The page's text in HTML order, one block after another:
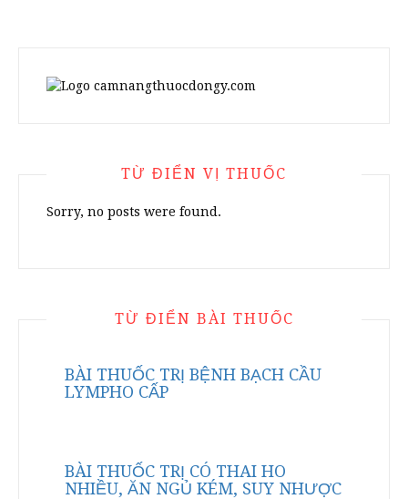
TỪ ĐIỂN VỊ THUỐC
Sorry, no posts were found.
TỪ ĐIỂN BÀI THUỐC
BÀI THUỐC TRỊ BỆNH BẠCH CẦU
LYMPHO CẤP
BÀI THUỐC TRỊ CÓ THAI HO
NHIỀU, ĂN NGỦ KÉM, SUY NHƯỢC